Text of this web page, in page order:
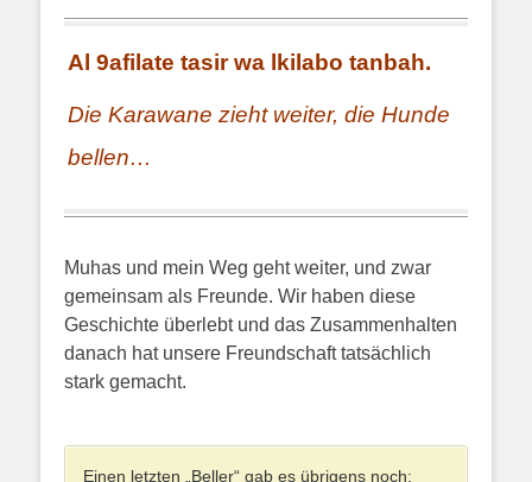
Al 9afilate tasir wa lkilabo tanbah.
Die Karawane zieht weiter, die Hunde
bellen…
Muhas und mein Weg geht weiter, und zwar
gemeinsam als Freunde. Wir haben diese
Geschichte überlebt und das Zusammenhalten
danach hat unsere Freundschaft tatsächlich
stark gemacht.
Einen letzten „Beller“ gab es übrigens noch: